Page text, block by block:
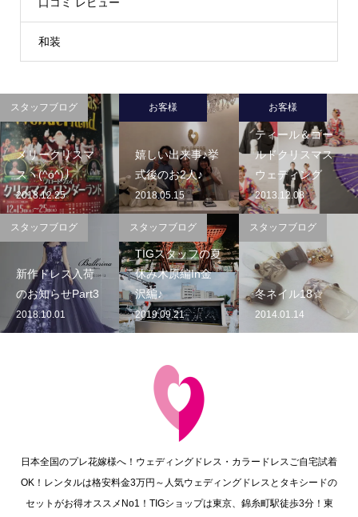
口コミ レビュー
和装
メリークリスマ
スヽ(^o^)丿
2018.12.25
スタッフブログ
嬉しい出来事♪挙
式後のお2人♪
2018.05.15
お客様
ティール＆ゴー
ルドクリスマス
ウェディング
2013.12.08
お客様
新作ドレス入荷
のお知らせPart3
2018.10.01
スタッフブログ
TIGスタッフの夏
休み木原編In金
沢編♪
2019.09.21
スタッフブログ
冬ネイル18☆
2014.01.14
スタッフブログ
日本全国のプレ花嫁様へ！ウェディングドレス・カラードレスご自宅試着
OK！レンタルは格安料金3万円～人気ウェディングドレスとタキシードの
セットがお得オススメNo1！TIGショップは東京、錦糸町駅徒歩3分！東